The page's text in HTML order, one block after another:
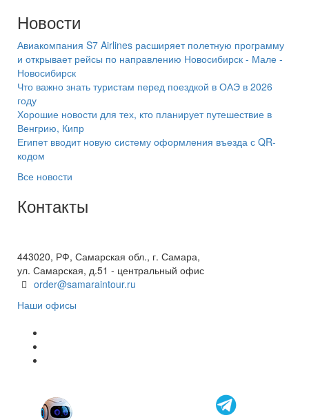
Новости
Авиакомпания S7 Airlines расширяет полетную программу
и открывает рейсы по направлению Новосибирск - Мале -
Новосибирск
Что важно знать туристам перед поездкой в ОАЭ в 2026
году
Хорошие новости для тех, кто планирует путешествие в
Венгрию, Кипр
Египет вводит новую систему оформления въезда с QR-
кодом
Все новости
Контакты
443020, РФ, Самарская обл., г. Самара,
ул. Самарская, д.51 - центральный офис
order@samaraintour.ru
Наши офисы